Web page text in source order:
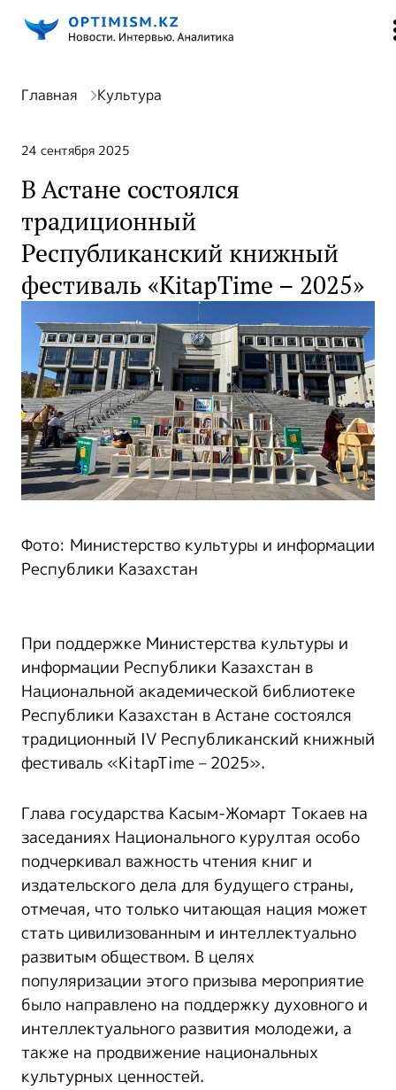
Главная Культура
24 сентября 2025
В Астане состоялся
традиционный
Республиканский книжный
фестиваль «KitapTime – 2025»
Фото: Министерство культуры и информации
Республики Казахстан
При поддержке Министерства культуры и
информации Республики Казахстан в
Национальной академической библиотеке
Республики Казахстан в Астане состоялся
традиционный IV Республиканский книжный
фестиваль «KitapTime – 2025».
Глава государства Касым-Жомарт Токаев на
заседаниях Национального курултая особо
подчеркивал важность чтения книг и
издательского дела для будущего страны,
отмечая, что только читающая нация может
стать цивилизованным и интеллектуально
развитым обществом. В целях
популяризации этого призыва мероприятие
было направлено на поддержку духовного и
интеллектуального развития молодежи, а
также на продвижение национальных
культурных ценностей.